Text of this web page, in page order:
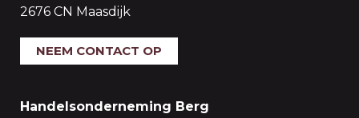
2676 CN Maasdijk
NEEM CONTACT OP
Handelsonderneming Berg